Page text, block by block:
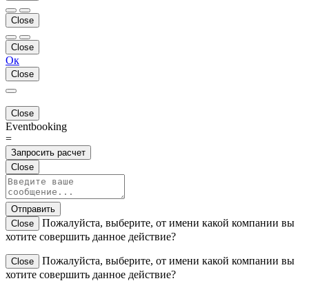
Close
Close
Ок
Close
Close
Eventbooking
=
Запросить расчет
Close
Отправить
Close
Пожалуйста, выберите, от имени какой компании вы
хотите совершить данное действие?
Close
Пожалуйста, выберите, от имени какой компании вы
хотите совершить данное действие?